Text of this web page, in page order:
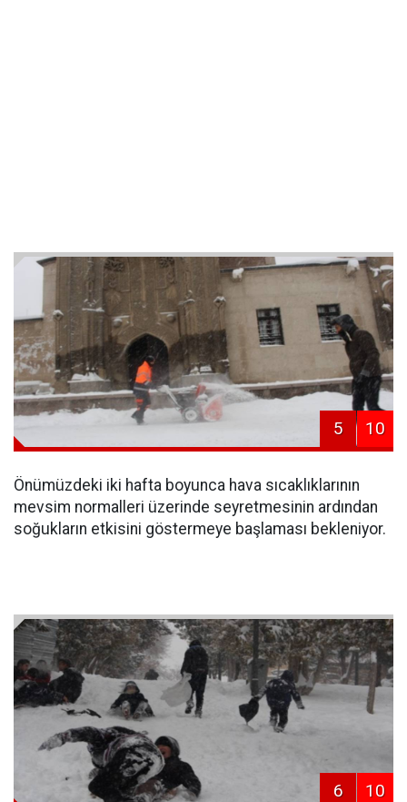
5 10
Önümüzdeki iki hafta boyunca hava sıcaklıklarının
mevsim normalleri üzerinde seyretmesinin ardından
soğukların etkisini göstermeye başlaması bekleniyor.
6 10